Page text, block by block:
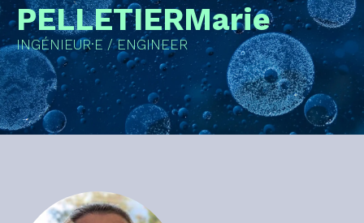
PELLETIERMarie
INGÉNIEUR·E / ENGINEER